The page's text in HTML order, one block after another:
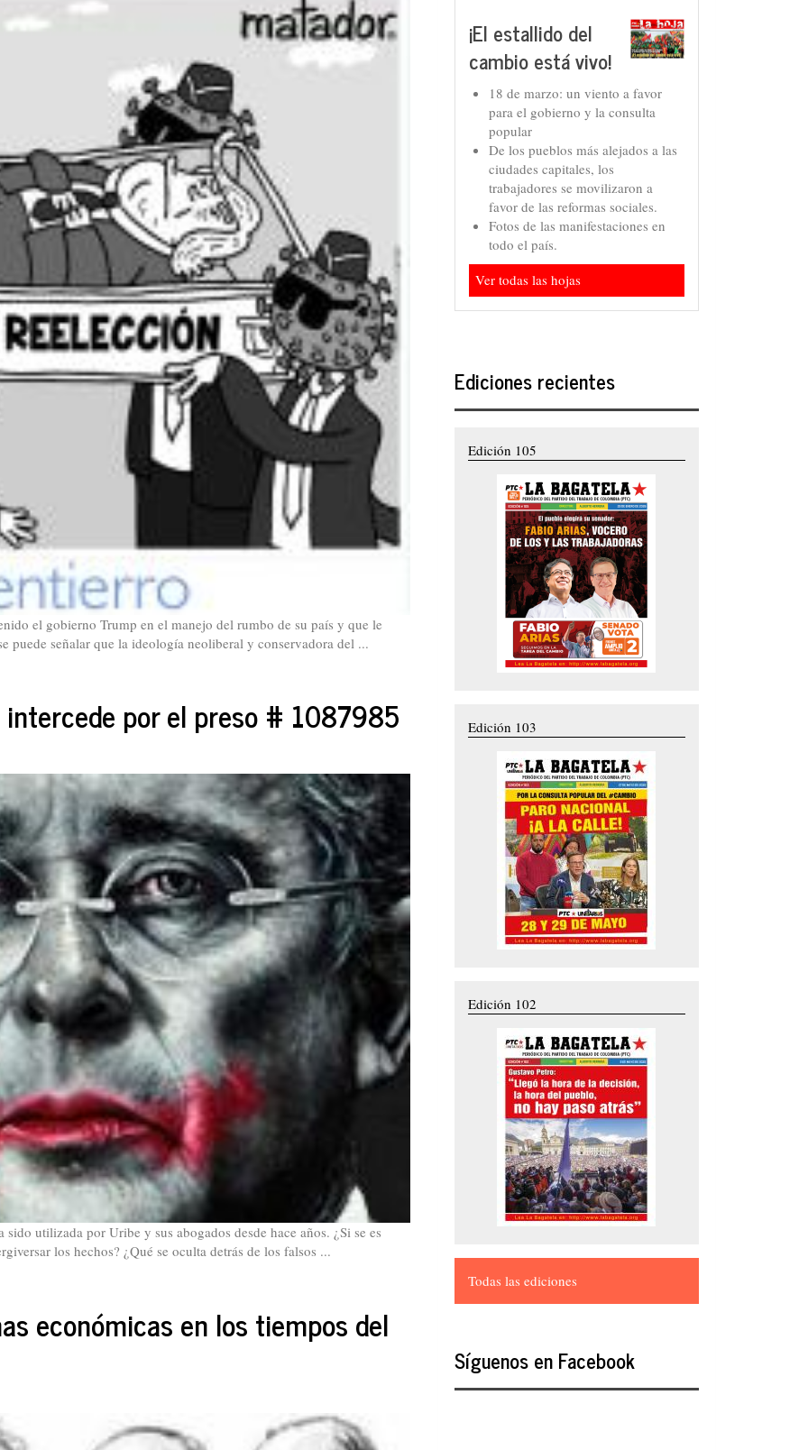
el gobierno Trump en el manejo del rumbo de su país y que le
puede señalar que la ideología neoliberal y conservadora del ...
intercede por el preso # 1087985
utilizada por Uribe y sus abogados desde hace años. ¿Si se es
los hechos? ¿Qué se oculta detrás de los falsos ...
económicas en los tiempos del
¡El estallido del
cambio está vivo!
18 de marzo: un viento a favor
para el gobierno y la consulta
popular
De los pueblos más alejados a las
ciudades capitales, los
trabajadores se movilizaron a
favor de las reformas sociales.
Fotos de las manifestaciones en
todo el país.
Ver todas las hojas
Ediciones recientes
Edición 105
Edición 103
Edición 102
Todas las ediciones
Síguenos en Facebook